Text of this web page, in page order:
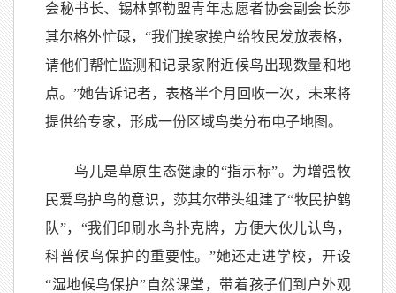
会秘书长、锡林郭勒盟青年志愿者协会副会长莎
其尔格外忙碌，“我们挨家挨户给牧民发放表格，
请他们帮忙监测和记录家附近候鸟出现数量和地
点。”她告诉记者，表格半个月回收一次，未来将
提供给专家，形成一份区域鸟类分布电子地图。
鸟儿是草原生态健康的“指示标”。为增强牧
民爱鸟护鸟的意识，莎其尔带头组建了“牧民护鹤
队”，“我们印刷水鸟扑克牌，方便大伙儿认鸟，
科普候鸟保护的重要性。”她还走进学校，开设
“湿地候鸟保护”自然课堂，带着孩子们到户外观